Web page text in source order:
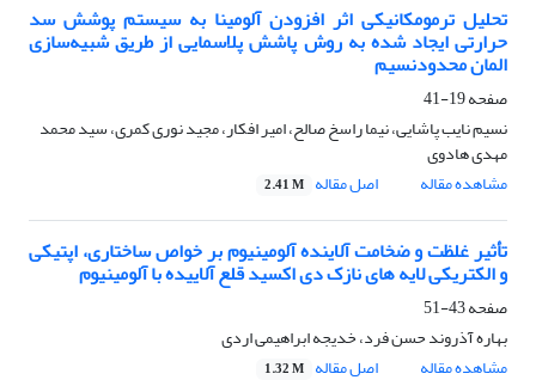
تحلیل ترمومکانیکی اثر افزودن آلومینا به سیستم پوشش سد
حرارتی ایجاد شده به روش پاشش پلاسمایی از طریق شبیه‌سازی
المان محدودنسیم
صفحه19-41
نسیم نایب پاشایی، نیما راسخ صالح، امیر افکار، مجید نوری کمری، سید محمد
مهدی هادوی
مشاهده مقاله
اصل مقاله 2.41 M
تأثیر غلظت و ضخامت آلاینده آلومینیوم بر خواص ساختاری، اپتیکی
و الکتریکی لایه های نازک دی اکسید قلع آلاییده با آلومینیوم
صفحه43-51
بهاره آذروند حسن فرد، خدیجه ابراهیمی اردی
مشاهده مقاله
اصل مقاله 1.32 M